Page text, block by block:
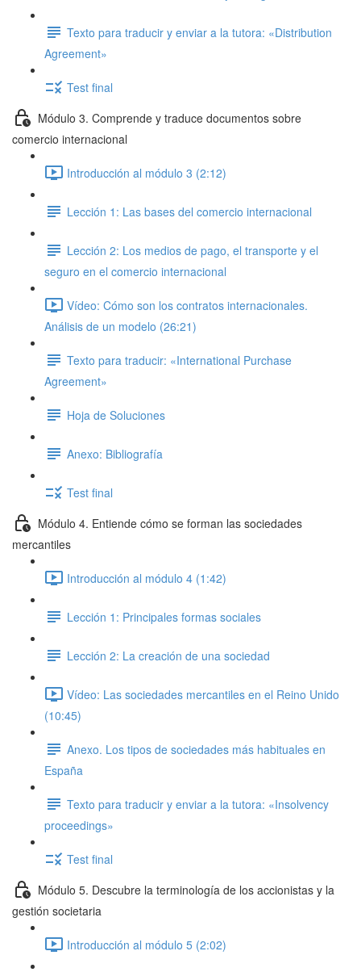
Texto para traducir y enviar a la tutora: «Distribution
Agreement»
Test final
Módulo 3. Comprende y traduce documentos sobre
comercio internacional
Introducción al módulo 3 (2:12)
Lección 1: Las bases del comercio internacional
Lección 2: Los medios de pago, el transporte y el
seguro en el comercio internacional
Vídeo: Cómo son los contratos internacionales.
Análisis de un modelo (26:21)
Texto para traducir: «International Purchase
Agreement»
Hoja de Soluciones
Anexo: Bibliografía
Test final
Módulo 4. Entiende cómo se forman las sociedades
mercantiles
Introducción al módulo 4 (1:42)
Lección 1: Principales formas sociales
Lección 2: La creación de una sociedad
Vídeo: Las sociedades mercantiles en el Reino Unido
(10:45)
Anexo. Los tipos de sociedades más habituales en
España
Texto para traducir y enviar a la tutora: «Insolvency
proceedings»
Test final
Módulo 5. Descubre la terminología de los accionistas y la
gestión societaria
Introducción al módulo 5 (2:02)